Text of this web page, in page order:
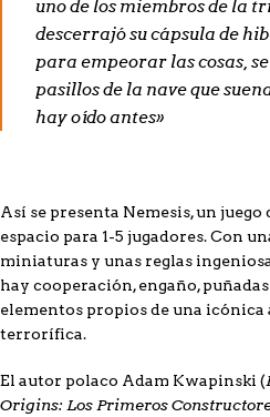
uno de los miembros de la
descerrajó su cápsula de
para empeorar las cosas,
pasillos de la nave que
hay oído antes»
Así se presenta Nemesis,un juego
espacio para 1-5 jugadores. Con
miniaturas y unas reglas
hay cooperación, engaño,
elementos propios de una
terrorífica.
El autor polaco Adam Kwapinski (
Origins: Los Primeros